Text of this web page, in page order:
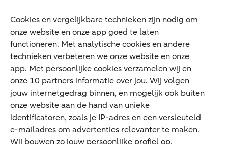
Digitale diensten
Internet Bankieren
ABN AMRO app
Tikkie
Apple Pay
Google Pay
Veilig bankieren
Cookies en vergelijkbare technieken zijn nodig om
onze website en onze app goed te laten
functioneren. Met analytische cookies en andere
technieken verbeteren we onze website en onze
app. Met persoonlijke cookies verzamelen wij en
onze 10 partners informatie over jou. Wij volgen
jouw internetgedrag binnen, en mogelijk ook buiten
onze website aan de hand van unieke
identificatoren, zoals je IP-adres en een versleuteld
e-mailadres om advertenties relevanter te maken.